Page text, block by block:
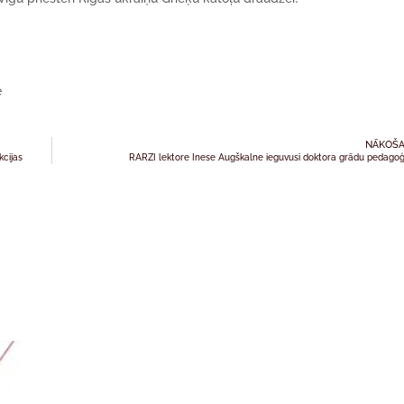
RARZI lektore Inese Augškalne ieguvusi doktora grādu